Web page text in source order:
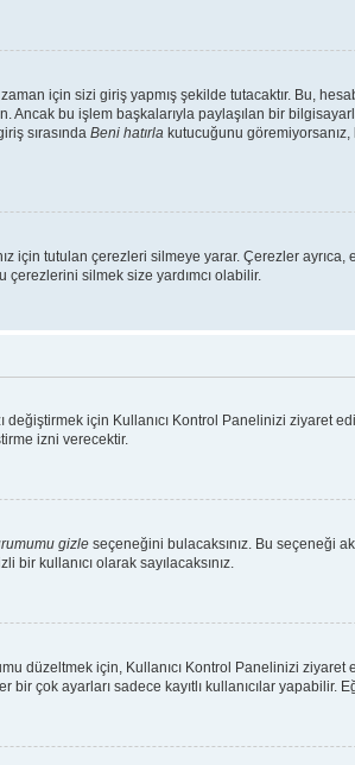
için sizi giriş yapmış şekilde tutacaktır. Bu,
Ancak bu işlem başkalarıyla paylaşılan bir
sırasında Beni hatırla kutucuğunu
tutulan çerezleri silmeye yarar. Çerezler ayrıca,
silmek size yardımcı olabilir.
için Kullanıcı Kontrol Panelinizi ziyaret
izni verecektir.
gizle seçeneğini bulacaksınız. Bu seçeneği
kullanıcı olarak sayılacaksınız.
düzeltmek için, Kullanıcı Kontrol Panelinizi ziyaret
ayarları sadece kayıtlı kullanıcılar yapabilir.